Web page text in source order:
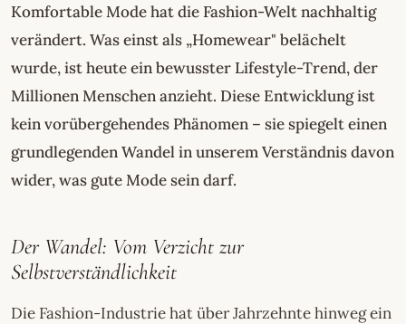
Komfortable Mode hat die Fashion-Welt nachhaltig
verändert. Was einst als „Homewear" belächelt
wurde, ist heute ein bewusster Lifestyle-Trend, der
Millionen Menschen anzieht. Diese Entwicklung ist
kein vorübergehendes Phänomen – sie spiegelt einen
grundlegenden Wandel in unserem Verständnis davon
wider, was gute Mode sein darf.
Der Wandel: Vom Verzicht zur
Selbstverständlichkeit
Die Fashion-Industrie hat über Jahrzehnte hinweg ein